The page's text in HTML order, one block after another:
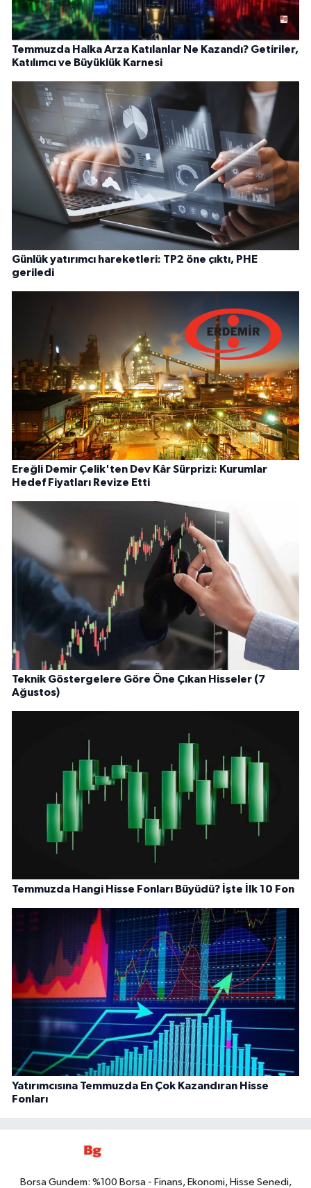
Temmuzda Halka Arza Katılanlar Ne Kazandı? Getiriler,
Katılımcı ve Büyüklük Karnesi
Günlük yatırımcı hareketleri: TP2 öne çıktı, PHE
geriledi
Ereğli Demir Çelik'ten Dev Kâr Sürprizi: Kurumlar
Hedef Fiyatları Revize Etti
Teknik Göstergelere Göre Öne Çıkan Hisseler (7
Ağustos)
Temmuzda Hangi Hisse Fonları Büyüdü? İşte İlk 10 Fon
Yatırımcısına Temmuzda En Çok Kazandıran Hisse
Fonları
Borsa Gundem: %100 Borsa - Finans, Ekonomi, Hisse Senedi,